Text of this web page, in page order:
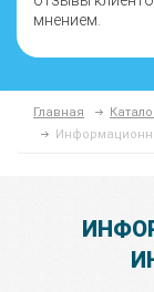
мнением.
Главная